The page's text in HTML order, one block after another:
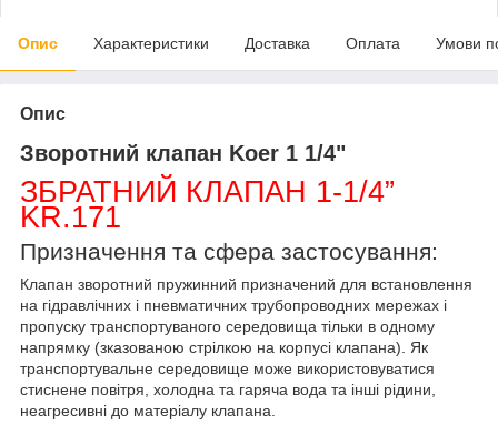
Опис Характеристики Доставка Оплата Умови
Опис
Зворотний клапан Koer 1 1/4"
ЗБРАТНИЙ КЛАПАН 1-1/4”
KR.171
Призначення та сфера застосування:
Клапан зворотний пружинний призначений для встановлення
на гідравлічних і пневматичних трубопроводних мережах і
пропуску транспортуваного середовища тільки в одному
напрямку (зказованою стрілкою на корпусі клапана). Як
транспортувальне середовище може використовуватися
стиснене повітря, холодна та гаряча вода та інші рідини,
неагресивні до матеріалу клапана.